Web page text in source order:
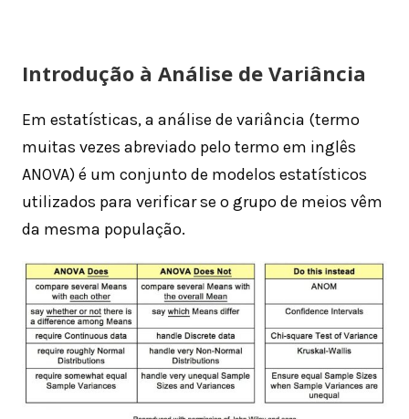
Introdução à Análise de Variância
Em estatísticas, a análise de variância (termo
muitas vezes abreviado pelo termo em inglês
ANOVA) é um conjunto de modelos estatísticos
utilizados para verificar se o grupo de meios vêm
da mesma população.